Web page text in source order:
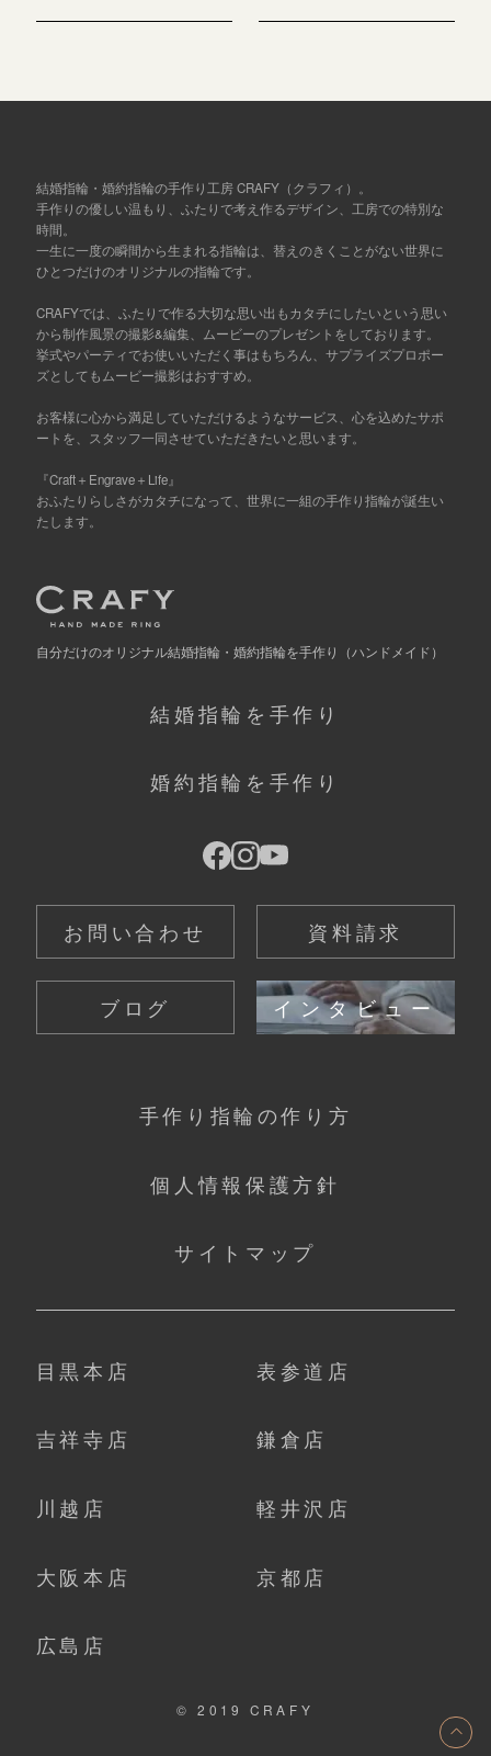
結婚指輪・婚約指輪の手作り工房 CRAFY（クラフィ）。
手作りの優しい温もり、ふたりで考え作るデザイン、工房での特別な
時間。
一生に一度の瞬間から生まれる指輪は、替えのきくことがない世界に
ひとつだけのオリジナルの指輪です。
CRAFYでは、ふたりで作る大切な思い出もカタチにしたいという思い
から制作風景の撮影&編集、ムービーのプレゼントをしております。
挙式やパーティでお使いいただく事はもちろん、サプライズプロポー
ズとしてもムービー撮影はおすすめ。
お客様に心から満足していただけるようなサービス、心を込めたサポ
ートを、スタッフ一同させていただきたいと思います。
『Craft＋Engrave＋Life』
おふたりらしさがカタチになって、世界に一組の手作り指輪が誕生い
たします。
自分だけのオリジナル結婚指輪・婚約指輪を手作り （ハンドメイド）
結婚指輪を手作り
婚約指輪を手作り
お問い合わせ 資料請求
ブログ インタビュー
手作り指輪の作り方
個人情報保護方針
サイトマップ
目黒本店 表参道店
吉祥寺店 鎌倉店
川越店 軽井沢店
大阪本店 京都店
広島店
© 2019 CRAFY